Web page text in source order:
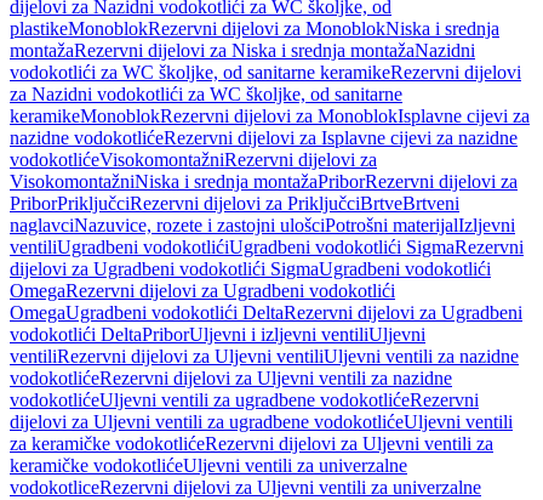
dijelovi za Nazidni vodokotlići za WC školjke, od
plastikeMonoblokRezervni dijelovi za MonoblokNiska i srednja
montažaRezervni dijelovi za Niska i srednja montažaNazidni
vodokotlići za WC školjke, od sanitarne keramikeRezervni dijelovi
za Nazidni vodokotlići za WC školjke, od sanitarne
keramikeMonoblokRezervni dijelovi za MonoblokIsplavne cijevi za
nazidne vodokotlićeRezervni dijelovi za Isplavne cijevi za nazidne
vodokotlićeVisokomontažniRezervni dijelovi za
VisokomontažniNiska i srednja montažaPriborRezervni dijelovi za
PriborPriključciRezervni dijelovi za PriključciBrtveBrtveni
naglavciNazuvice, rozete i zastojni ulošciPotrošni materijalIzljevni
ventiliUgradbeni vodokotlićiUgradbeni vodokotlići SigmaRezervni
dijelovi za Ugradbeni vodokotlići SigmaUgradbeni vodokotlići
OmegaRezervni dijelovi za Ugradbeni vodokotlići
OmegaUgradbeni vodokotlići DeltaRezervni dijelovi za Ugradbeni
vodokotlići DeltaPriborUljevni i izljevni ventiliUljevni
ventiliRezervni dijelovi za Uljevni ventiliUljevni ventili za nazidne
vodokotlićeRezervni dijelovi za Uljevni ventili za nazidne
vodokotlićeUljevni ventili za ugradbene vodokotlićeRezervni
dijelovi za Uljevni ventili za ugradbene vodokotlićeUljevni ventili
za keramičke vodokotlićeRezervni dijelovi za Uljevni ventili za
keramičke vodokotlićeUljevni ventili za univerzalne
vodokotliceRezervni dijelovi za Uljevni ventili za univerzalne